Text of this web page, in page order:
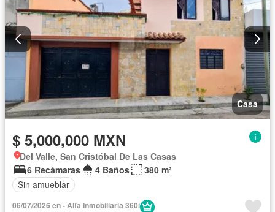
Casa
$ 5,000,000 MXN
Del Valle, San Cristóbal De Las Casas
6 Recámaras
4 Baños
380 m²
Sin amueblar
06/07/2026 en - Alfa Inmobiliaria 360i